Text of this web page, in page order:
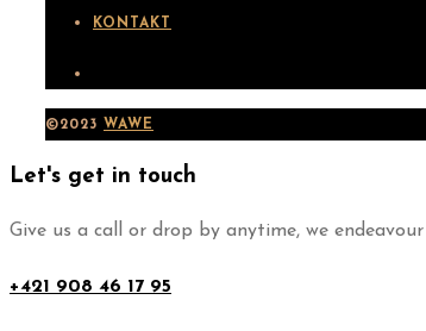
KONTAKT
©2023 WAWE
Let's get in touch
Give us a call or drop by anytime, we
+421 908 46 17 95